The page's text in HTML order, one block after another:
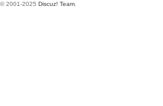
© 2001-2025 Discuz! Team